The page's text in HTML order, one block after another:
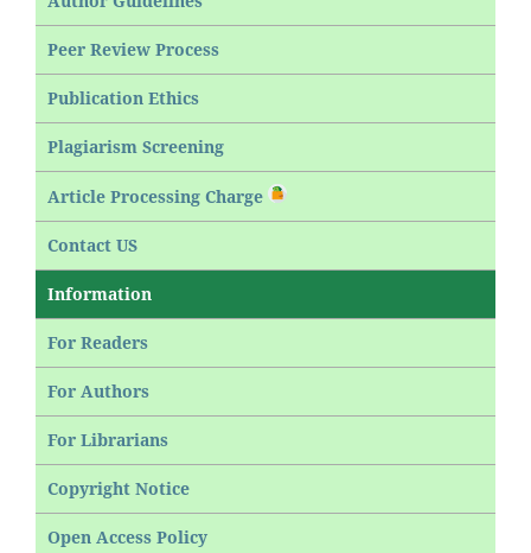
Peer Review Process
Publication Ethics
Plagiarism Screening
Article Processing Charge
Contact US
Information
For Readers
For Authors
For Librarians
Copyright Notice
Open Access Policy